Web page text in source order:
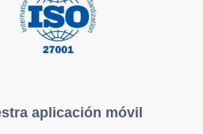
aplicación móvil